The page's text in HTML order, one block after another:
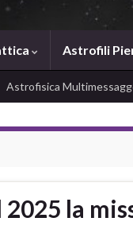
Astrofili
Astrofisica
2025 la